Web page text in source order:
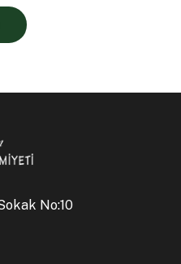
No:10